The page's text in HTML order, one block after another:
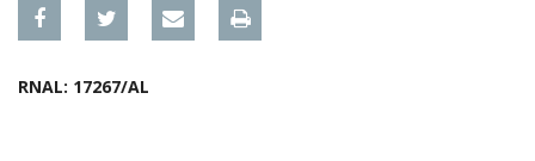
RNAL: 17267/AL